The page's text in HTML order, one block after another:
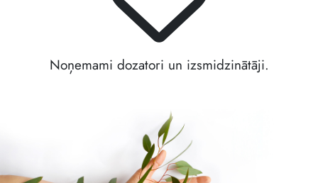
Noņemami dozatori un izsmidzinātāji.